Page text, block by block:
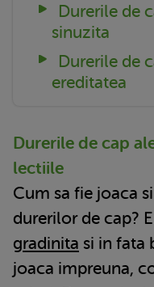
Durerile de
sinuzita
Durerile de
ereditatea
Durerile de cap
lectiile
Cum sa fie joaca
durerilor de cap?
gradinita si in fata
joaca impreuna,